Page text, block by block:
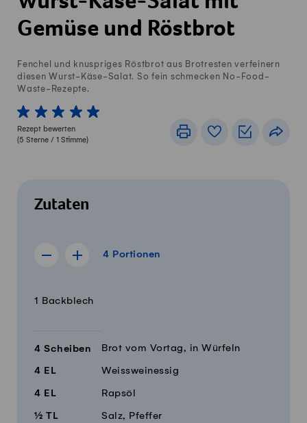
Gemüse und Röstbrot
Fenchel und knuspriges Röstbrot aus Brotresten verfeinern
diesen Wurst-Käse-Salat. So fein schmecken No-Food-
Waste-Rezepte.
1 von 5 Sterne
2 von 5 Sterne
3 von 5 Sterne
4 von 5 Sterne
5 von 5 Sterne
Rezept bewerten
(5 Sterne / 1 Stimme)
DruckenRezeptbuch
Zutaten
4 Portionen
Rezept für 3 Portionen anzeigen
Rezept für 5 Portionen anzeigen
4 Portionen
MengeZutaten
1 Backblech
4 Scheiben Brot vom Vortag, in Würfeln
4 EL Weissweinessig
4 EL Rapsöl
½ TL Salz, Pfeffer